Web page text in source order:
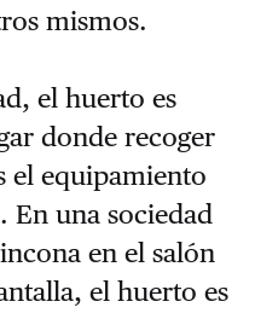
mismos.
el huerto es
donde recoger
el equipamiento
En una sociedad
en el salón
el huerto es